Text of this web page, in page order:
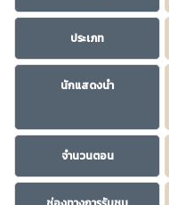
ประเภท
นักแสดงนำ
จำนวนตอน